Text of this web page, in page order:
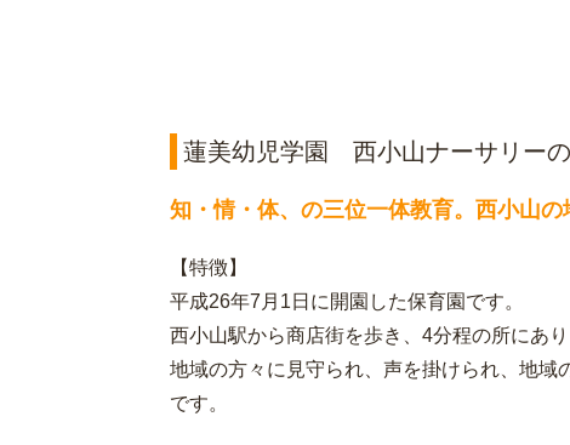
蓮美幼児学園 西小山ナーサリー
知・情・体、の三位一体教育。西小山の
【特徴】
平成26年7月1日に開園した保育園です。
西小山駅から商店街を歩き、4分程の所にあり
地域の方々に見守られ、声を掛けられ、地域
です。